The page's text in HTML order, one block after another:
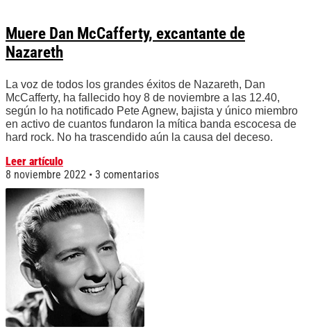
Muere Dan McCafferty, excantante de
Nazareth
La voz de todos los grandes éxitos de Nazareth, Dan
McCafferty, ha fallecido hoy 8 de noviembre a las 12.40,
según lo ha notificado Pete Agnew, bajista y único miembro
en activo de cuantos fundaron la mítica banda escocesa de
hard rock. No ha trascendido aún la causa del deceso.
Leer artículo
8 noviembre 2022
3 comentarios